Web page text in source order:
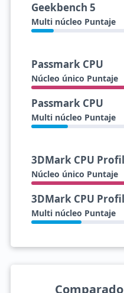
Geekbench 5
Multi núcleo Puntaje
Passmark CPU
Núcleo único Puntaje
Passmark CPU
Multi núcleo Puntaje
3DMark CPU
Núcleo único Puntaje
3DMark CPU
Multi núcleo Puntaje